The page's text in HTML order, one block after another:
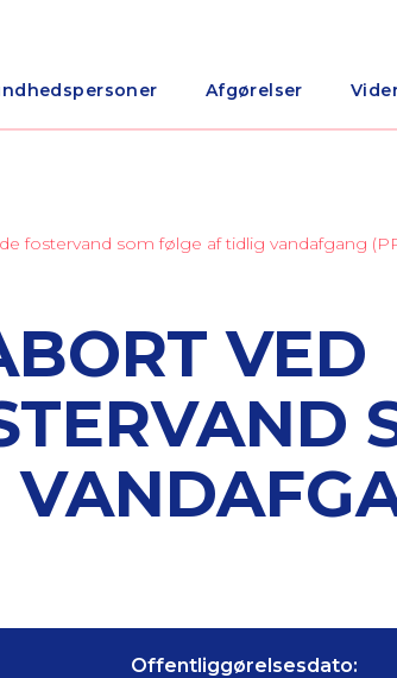
Afgørelser
fostervand som følge af tidlig vandafgang
VED
Offentliggørelsesdato: